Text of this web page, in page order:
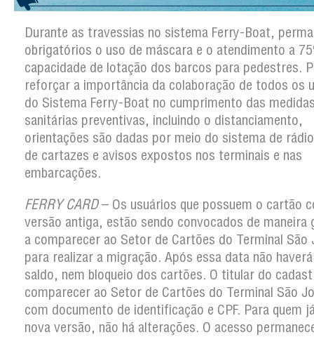
Durante as travessias no sistema Ferry-Boat,
obrigatórios o uso de máscara e o atendimento a
capacidade de lotação dos barcos para pedestres.
reforçar a importância da colaboração de todos os
do Sistema Ferry-Boat no cumprimento das
sanitárias preventivas, incluindo o distanciamento,
orientações são dadas por meio do sistema de
de cartazes e avisos expostos nos terminais e nas
embarcações.
FERRY CARD– Os usuários que possuem o cartão
versão antiga, estão sendo convocados de maneira
a comparecer ao Setor de Cartões do Terminal São
para realizar a migração. Após essa data não
saldo, nem bloqueio dos cartões. O titular do
comparecer ao Setor de Cartões do Terminal São
com documento de identificação e CPF. Para quem
nova versão, não há alterações. O acesso